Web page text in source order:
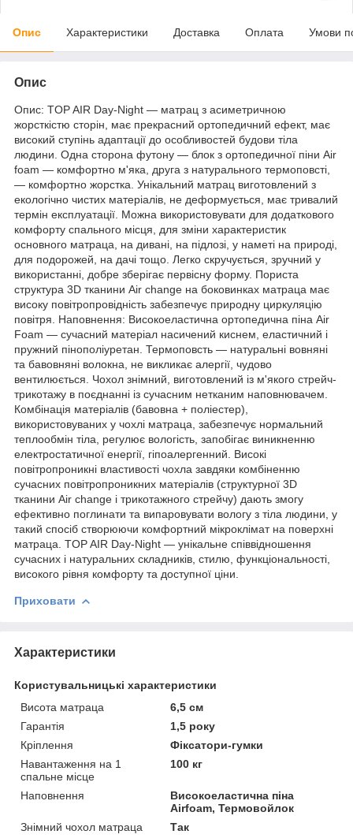
Опис Характеристики Доставка Оплата Умови
Опис
Опис: TOP AIR Day-Night — матрац з асиметричною
жорсткістю сторін, має прекрасний ортопедичний ефект, має
високий ступінь адаптації до особливостей будови тіла
людини. Одна сторона футону — блок з ортопедичної піни Air
foam — комфортно м'яка, друга з натурального термоповсті,
— комфортно жорстка. Унікальний матрац виготовлений з
екологічно чистих матеріалів, не деформується, має тривалий
термін експлуатації. Можна використовувати для додаткового
комфорту спального місця, для зміни характеристик
основного матраца, на дивані, на підлозі, у наметі на природі,
для подорожей, на дачі тощо. Легко скручується, зручний у
використанні, добре зберігає первісну форму. Пориста
структура 3D тканини Air change на боковинках матраца має
високу повітропровідність забезпечує природну циркуляцію
повітря. Наповнення: Високоеластична ортопедична піна Air
Foam — сучасний матеріал насичений киснем, еластичний і
пружний пінополіуретан. Термоповсть — натуральні вовняні
та бавовняні волокна, не викликає алергії, чудово
вентилюється. Чохол знімний, виготовлений із м'якого стрейч-
трикотажу в поєднанні із сучасним нетканим наповнювачем.
Комбінація матеріалів (бавовна + поліестер),
використовуваних у чохлі матраца, забезпечує нормальний
теплообмін тіла, регулює вологість, запобігає виникненню
електростатичної енергії, гіпоалергенний. Високі
повітропроникні властивості чохла завдяки комбіненню
сучасних повітропроникних матеріалів (структурної 3D
тканини Air change і трикотажного стрейчу) дають змогу
ефективно поглинати та випаровувати вологу з тіла людини, у
такий спосіб створюючи комфортний мікроклімат на поверхні
матраца. TOP AIR Day-Night — унікальне співвідношення
сучасних і натуральних складників, стилю, функціональності,
високого рівня комфорту та доступної ціни.
Приховати
Характеристики
Користувальницькі характеристики
Висота матраца
6,5 см
Гарантія
1,5 року
Кріплення
Фіксатори-гумки
Навантаження на 1
спальне місце
100 кг
Наповнення
Високоеластична піна
Airfoam, Термовойлок
Знімний чохол матраца
Так